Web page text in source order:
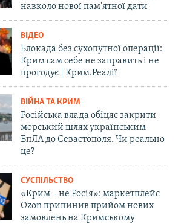
навколо нової пам'ятної дати
ВІДЕО
Блокада без сухопутної операції:
Крим сам себе не заправить і не
прогодує | Крим.Реалії
ВІЙНА ТА КРИМ
Російська влада обіцяє закрити
морський шлях українським
БпЛА до Севастополя. Чи реально
це?
СУСПІЛЬСТВО
«Крим – не Росія»: маркетплейс
Ozon припинив прийом нових
замовлень на Кримському